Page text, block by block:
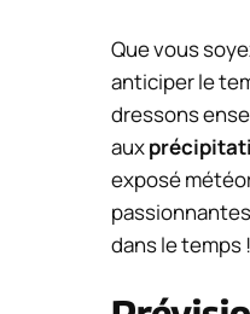
Que vous
anticiper le
dressons
aux
exposé
dans le temps !